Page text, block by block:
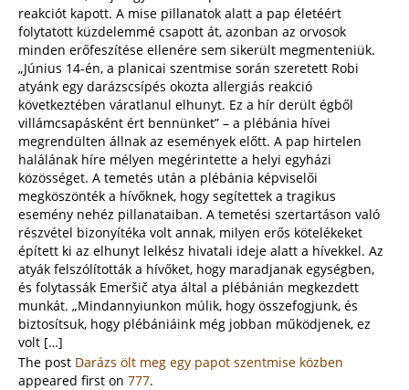
reakciót kapott. A mise pillanatok alatt a pap életéért
folytatott küzdelemmé csapott át, azonban az orvosok
minden erőfeszítése ellenére sem sikerült megmenteniük.
„Június 14-én, a planicai szentmise során szeretett Robi
atyánk egy darázscsípés okozta allergiás reakció
következtében váratlanul elhunyt. Ez a hír derült égből
villámcsapásként ért bennünket” – a plébánia hívei
megrendülten állnak az események előtt. A pap hirtelen
halálának híre mélyen megérintette a helyi egyházi
közösséget. A temetés után a plébánia képviselői
megköszönték a hívőknek, hogy segítettek a tragikus
esemény nehéz pillanataiban. A temetési szertartáson való
részvétel bizonyítéka volt annak, milyen erős kötelékeket
épített ki az elhunyt lelkész hivatali ideje alatt a hívekkel. Az
atyák felszólították a hívőket, hogy maradjanak egységben,
és folytassák Emeršič atya által a plébánián megkezdett
munkát. „Mindannyiunkon múlik, hogy összefogjunk, és
biztosítsuk, hogy plébániáink még jobban működjenek, ez
volt […]
The post Darázs ölt meg egy papot szentmise közben
appeared first on 777.